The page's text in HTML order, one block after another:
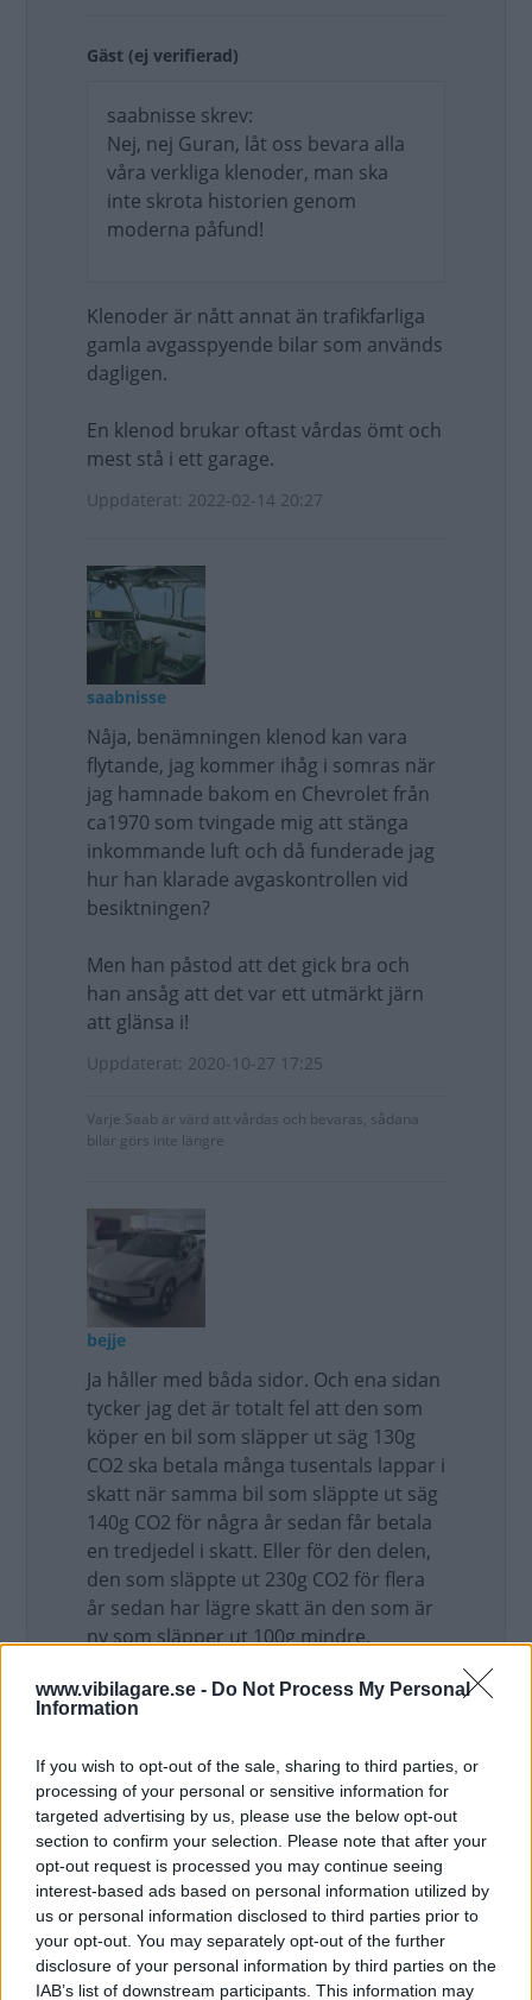
www.vibilagare.se - Do Not Process My Personal
Information
If you wish to opt-out of the sale, sharing to third parties, or
processing of your personal or sensitive information for
targeted advertising by us, please use the below opt-out
section to confirm your selection. Please note that after your
opt-out request is processed you may continue seeing
interest-based ads based on personal information utilized by
us or personal information disclosed to third parties prior to
your opt-out. You may separately opt-out of the further
disclosure of your personal information by third parties on the
IAB’s list of downstream participants. This information may
Gäst (ej verifierad)
saabnisse skrev:
Nej, nej Guran, låt oss bevara alla
våra verkliga klenoder, man ska
inte skrota historien genom
moderna påfund!
Klenoder är nått annat än trafikfarliga
gamla avgasspyende bilar som används
dagligen.
En klenod brukar oftast vårdas ömt och
mest stå i ett garage.
Uppdaterat: 2022-02-14 20:27
saabnisse
Nåja, benämningen klenod kan vara
flytande, jag kommer ihåg i somras när
jag hamnade bakom en Chevrolet från
ca1970 som tvingade mig att stänga
inkommande luft och då funderade jag
hur han klarade avgaskontrollen vid
besiktningen?
Men han påstod att det gick bra och
han ansåg att det var ett utmärkt järn
att glänsa i!
Uppdaterat: 2020-10-27 17:25
Varje Saab är värd att vårdas och bevaras, sådana
bilar görs inte längre
bejje
Ja håller med båda sidor. Och ena sidan
tycker jag det är totalt fel att den som
köper en bil som släpper ut säg 130g
CO2 ska betala många tusentals lappar i
skatt när samma bil som släppte ut säg
140g CO2 för några år sedan får betala
en tredjedel i skatt. Eller för den delen,
den som släppte ut 230g CO2 för flera
år sedan har lägre skatt än den som är
ny som släpper ut 100g mindre.
Det främjar att köra gamla och skitiga
bilar eftersom det ger "skattebonus"
Låter det rimligt för miljön om man är
miljöpartist?
Men sen har vi det här med gamla
klenoder som ni säger. Men många av
dessa körs bara någon månad per år
om ens det, så vad gör det om de skulle
beskattas hårt? Förtjänar dom inte det
när de spyr ut enorma mängder? Är det